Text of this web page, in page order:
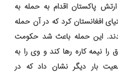
پاکستان اقدام به حمله به
افغانستان کرد که در آن حمله
این حمله باعث شد حکومت
را نیمه کاره رها کند و وی را به
بار دیگر نشان داد که در